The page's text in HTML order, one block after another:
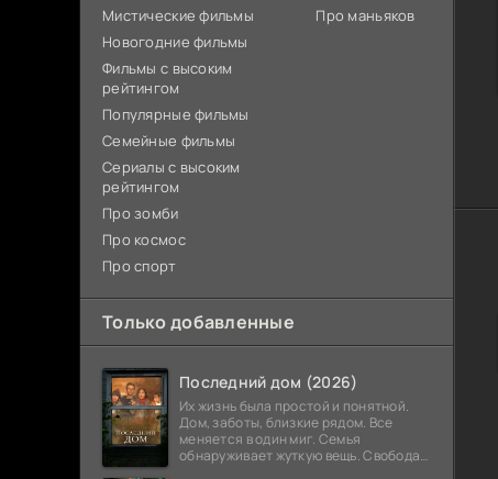
Мистические фильмы
Новогодние фильмы
Фильмы с высоким
рейтингом
Популярные фильмы
Семейные фильмы
Сериалы с высоким
рейтингом
Про зомби
Про космос
Про спорт
Про маньяков
Только добавленные
Последний дом (2026)
Их жизнь была простой и понятной.
Дом, заботы, близкие рядом. Все
меняется в один миг. Семья
обнаруживает жуткую вещь. Свобода